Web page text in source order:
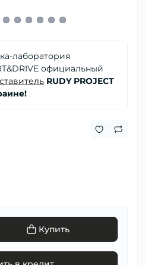
лаборатория
официальный
RUDY PROJECT
Купить